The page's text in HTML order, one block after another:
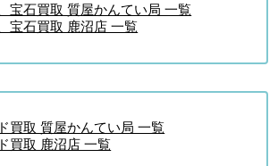
宝石買取 質屋かんてい局 一覧
宝石買取 鹿沼店 一覧
買取 質屋かんてい局 一覧
買取 鹿沼店 一覧